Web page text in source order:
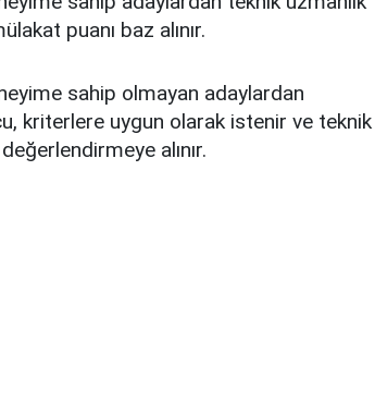
puanı baz alınır.
sahip olmayan adaylardan
kriterlere uygun olarak istenir ve teknik
alınır.